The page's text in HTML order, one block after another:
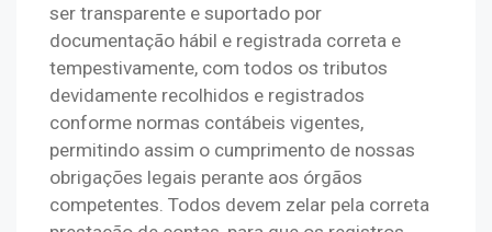
ser transparente e suportado por
documentação hábil e registrada correta e
tempestivamente, com todos os tributos
devidamente recolhidos e registrados
conforme normas contábeis vigentes,
permitindo assim o cumprimento de nossas
obrigações legais perante aos órgãos
competentes. Todos devem zelar pela correta